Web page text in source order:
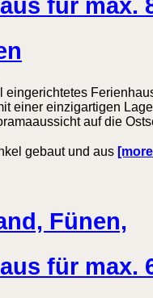
für max.
eingerichtetes
einer einzigartigen
auf die
gebaut und aus
Fünen,
für max.